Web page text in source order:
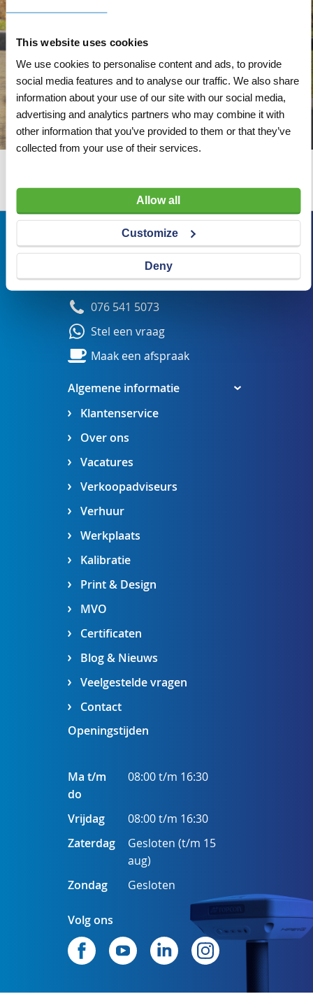
This website uses cookies
We use cookies to personalise content and ads, to provide
social media features and to analyse our traffic. We also share
information about your use of our site with our social media,
advertising and analytics partners who may combine it with
other information that you’ve provided to them or that they’ve
collected from your use of their services.
Allow all
Customize
Deny
Algemene informatie
Klantenservice
Over ons
Vacatures
Verkoopadviseurs
Verhuur
Werkplaats
Kalibratie
Print & Design
MVO
Certificaten
Blog & Nieuws
Veelgestelde vragen
Contact
Bezoekadres
Veldsteen 25, 4815 PK Breda
verkoop@visserbreda.nl
076 541 5073
Stel een vraag
Maak een afspraak
Openingstijden
Ma t/m
do
08:00 t/m 16:30
Vrijdag
08:00 t/m 16:30
Zaterdag
Gesloten (t/m 15
aug)
Zondag
Gesloten
Volg ons